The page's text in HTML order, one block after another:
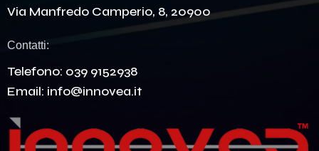
Via Manfredo Camperio, 8, 20900
Contatti:
Telefono: 039 9152938
Email: info@innovea.it